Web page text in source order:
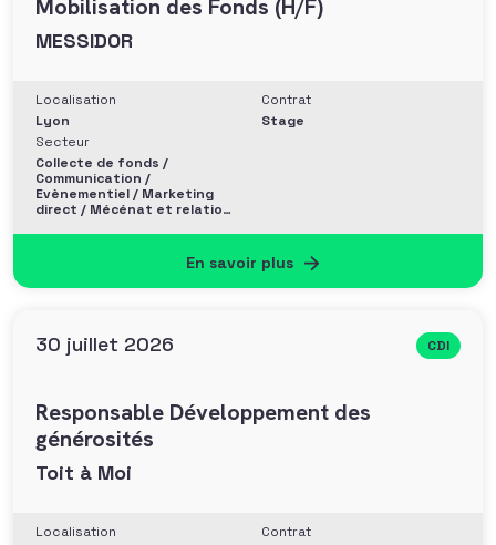
Mobilisation des Fonds (H/F)
MESSIDOR
Localisation
Lyon
Secteur
Collecte de fonds /
Communication /
Evènementiel / Marketing
direct / Mécénat et relation
Contrat
Stage
En savoir plus
30 juillet 2026 CDI
Responsable Développement des
générosités
Toit à Moi
Localisation
Contrat